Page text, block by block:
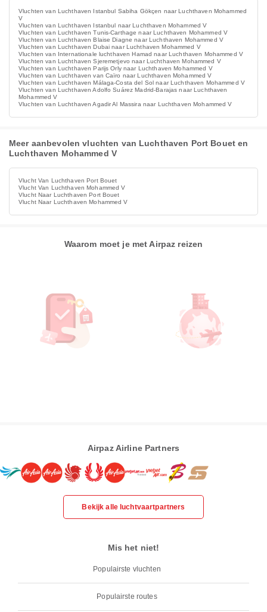
Vluchten van Luchthaven Istanbul Sabiha Gökçen naar Luchthaven Mohammed
V
Vluchten van Luchthaven Istanbul naar Luchthaven Mohammed V
Vluchten van Luchthaven Tunis-Carthage naar Luchthaven Mohammed V
Vluchten van Luchthaven Blaise Diagne naar Luchthaven Mohammed V
Vluchten van Luchthaven Dubai naar Luchthaven Mohammed V
Vluchten van Internationale luchthaven Hamad naar Luchthaven Mohammed V
Vluchten van Luchthaven Sjeremetjevo naar Luchthaven Mohammed V
Vluchten van Luchthaven Parijs Orly naar Luchthaven Mohammed V
Vluchten van Luchthaven van Caïro naar Luchthaven Mohammed V
Vluchten van Luchthaven Málaga-Costa del Sol naar Luchthaven Mohammed V
Vluchten van Luchthaven Adolfo Suárez Madrid-Barajas naar Luchthaven
Mohammed V
Vluchten van Luchthaven Agadir Al Massira naar Luchthaven Mohammed V
Meer aanbevolen vluchten van Luchthaven Port Bouet en
Luchthaven Mohammed V
Vlucht Van Luchthaven Port Bouet
Vlucht Van Luchthaven Mohammed V
Vlucht Naar Luchthaven Port Bouet
Vlucht Naar Luchthaven Mohammed V
Waarom moet je met Airpaz reizen
Airpaz Airline Partners
Bekijk alle luchtvaartpartners
Mis het niet!
Populairste vluchten
Populairste routes